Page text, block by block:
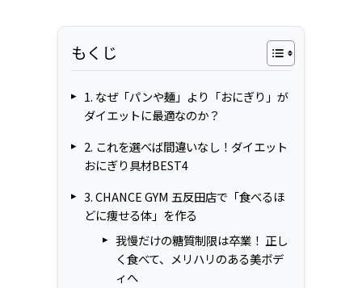
もくじ
1. なぜ「パンや麺」より「おにぎり」が
ダイエットに最適なのか？
2. これを選べば間違いなし！ダイエット
おにぎり具材BEST4
3. CHANCE GYM 五反田店で「食べるほ
どに痩せる体」を作る
我慢だけの糖質制限は卒業！ 正し
く食べて、メリハリのある美ボデ
ィへ